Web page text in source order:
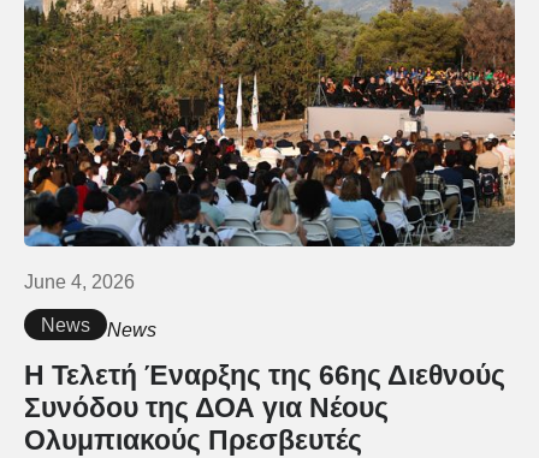
June 4, 2026
News News
H Τελετή Έναρξης της 66ης Διεθνούς
Συνόδου της ΔΟΑ για Νέους
Ολυμπιακούς Πρεσβευτές